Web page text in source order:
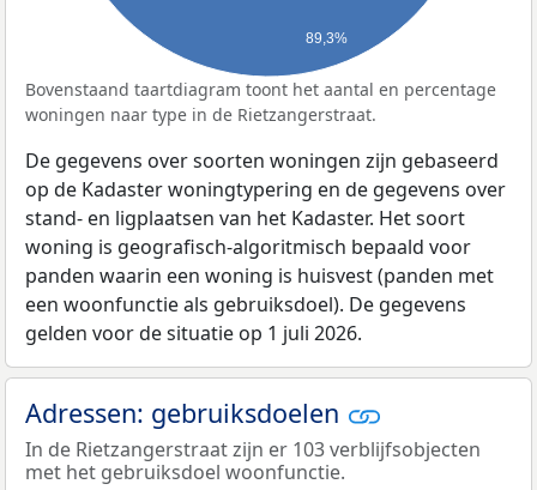
89,3%
Bovenstaand taartdiagram toont het aantal en percentage
woningen naar type in de Rietzangerstraat.
De gegevens over soorten woningen zijn gebaseerd
op de Kadaster woningtypering en de gegevens over
stand- en ligplaatsen van het Kadaster. Het soort
woning is geografisch-algoritmisch bepaald voor
panden waarin een woning is huisvest (panden met
een woonfunctie als gebruiksdoel). De gegevens
gelden voor de situatie op 1 juli 2026.
Adressen: gebruiksdoelen
In de Rietzangerstraat zijn er 103 verblijfsobjecten
met het gebruiksdoel woonfunctie.